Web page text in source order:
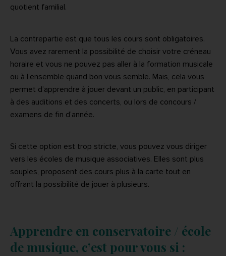
quotient familial.
La contrepartie est que tous les cours sont obligatoires.
Vous avez rarement la possibilité de choisir votre créneau
horaire et vous ne pouvez pas aller à la formation musicale
ou à l’ensemble quand bon vous semble. Mais, cela vous
permet d’apprendre à jouer devant un public, en participant
à des auditions et des concerts, ou lors de concours /
examens de fin d’année.
Si cette option est trop stricte, vous pouvez vous diriger
vers les écoles de musique associatives. Elles sont plus
souples, proposent des cours plus à la carte tout en
offrant la possibilité de jouer à plusieurs.
Apprendre en conservatoire / école
de musique, c’est pour vous si :